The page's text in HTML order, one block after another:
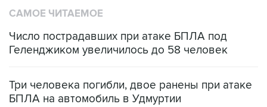
САМОЕ ЧИТАЕМОЕ
Число пострадавших при атаке БПЛА под
Геленджиком увеличилось до 58 человек
Три человека погибли, двое ранены при атаке
БПЛА на автомобиль в Удмуртии